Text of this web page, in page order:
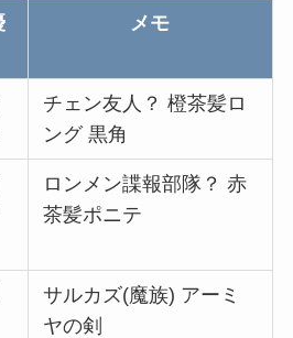
メモ
チェン友人？ 橙茶髪ロ
ング 黒角
ロンメン諜報部隊？ 赤
茶髪ポニテ
サルカズ(魔族) アーミ
ヤの剣